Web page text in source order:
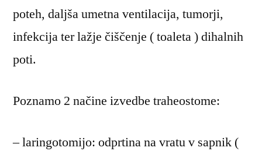
poteh, daljša umetna ventilacija, tumorji,
infekcija ter lažje čiščenje ( toaleta ) dihalnih
poti.
Poznamo 2 načine izvedbe traheostome:
– laringotomijo: odprtina na vratu v sapnik (